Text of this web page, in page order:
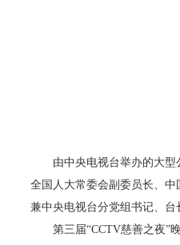
由中央电视台举办的大型公
全国人大常委会副委员长、
兼中央电视台分党组书记、台
第三届“CCTV慈善之夜”晚